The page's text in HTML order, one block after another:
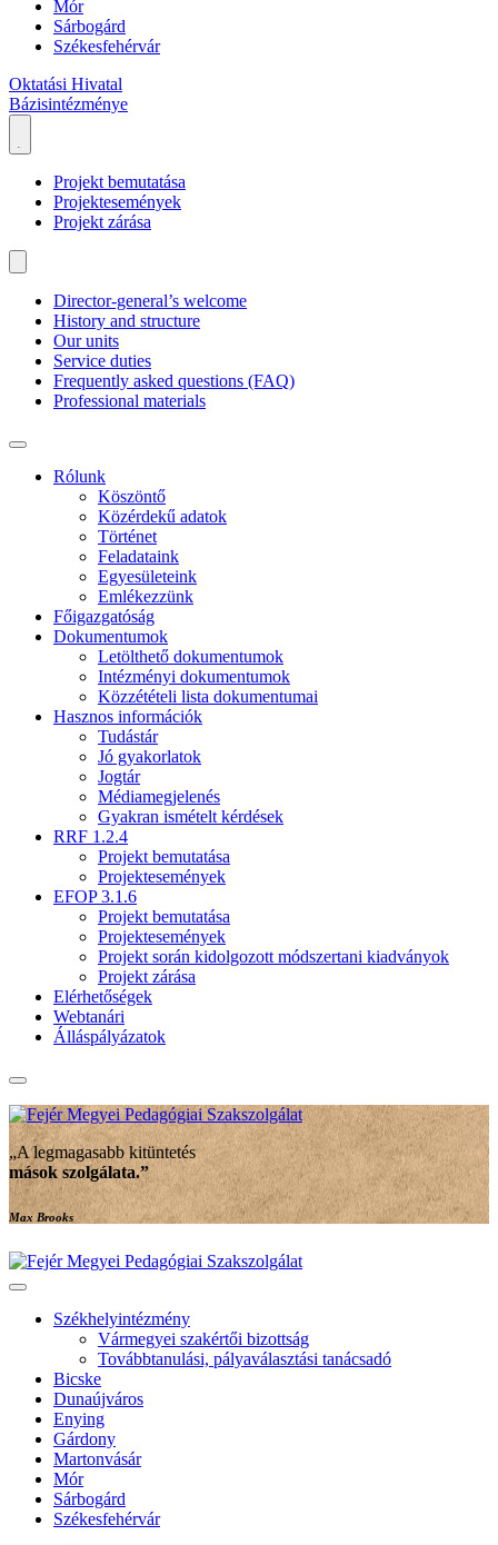
Mór
Sárbogárd
Székesfehérvár
Oktatási Hivatal
Bázisintézménye
Projekt bemutatása
Projektesemények
Projekt zárása
Director-general’s welcome
History and structure
Our units
Service duties
Frequently asked questions (FAQ)
Professional materials
Rólunk
Köszöntő
Közérdekű adatok
Történet
Feladataink
Egyesületeink
Emlékezzünk
Főigazgatóság
Dokumentumok
Letölthető dokumentumok
Intézményi dokumentumok
Közzétételi lista dokumentumai
Hasznos információk
Tudástár
Jó gyakorlatok
Jogtár
Médiamegjelenés
Gyakran ismételt kérdések
RRF 1.2.4
Projekt bemutatása
Projektesemények
EFOP 3.1.6
Projekt bemutatása
Projektesemények
Projekt során kidolgozott módszertani kiadványok
Projekt zárása
Elérhetőségek
Webtanári
Álláspályázatok
„A legmagasabb kitüntetés
mások szolgálata.”
Max Brooks
Székhelyintézmény
Vármegyei szakértői bizottság
Továbbtanulási, pályaválasztási tanácsadó
Bicske
Dunaújváros
Enying
Gárdony
Martonvásár
Mór
Sárbogárd
Székesfehérvár